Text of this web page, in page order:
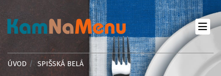
ÚVOD SPIŠSKÁ BELÁ